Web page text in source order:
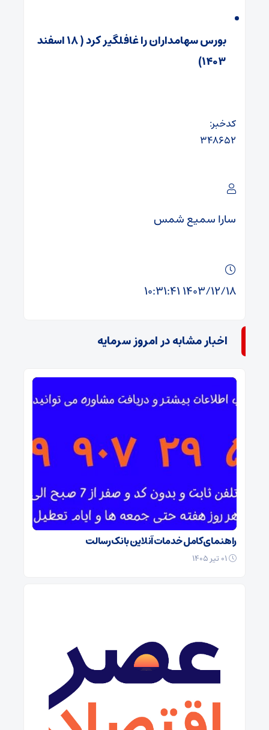
بورس سهامداران را غافلگیر کرد ( ۱۸ اسفند
۱۴۰۳)
کدخبر:
۳۴۸۶۵۲
سارا سمیع شمس
۱۴۰۳/۱۲/۱۸ ۱۰:۳۱:۴۱
اخبار مشابه در امروز سرمایه
راهنمای کامل خدمات آنلاین بانک رسالت